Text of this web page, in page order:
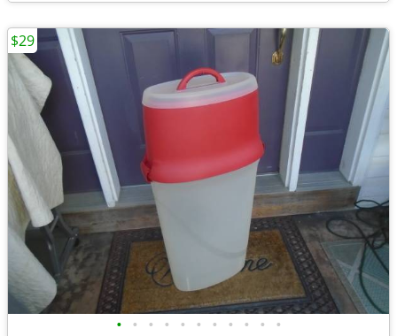
• • • • • • • • • • •
$29